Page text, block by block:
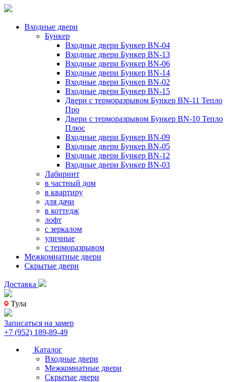
Входные двери
Бункер
Входные двери Бункер BN-04
Входные двери Бункер BN-13
Входные двери Бункер BN-06
Входные двери Бункер BN-14
Входные двери Бункер BN-02
Входные двери Бункер BN-15
Двери с терморазрывом Бункер BN-11 Тепло
Про
Двери с терморазрывом Бункер BN-10 Тепло
Плюс
Входные двери Бункер BN-09
Входные двери Бункер BN-05
Входные двери Бункер BN-12
Входные двери Бункер BN-03
Лабиринт
в частный дом
в квартиру
для дачи
в коттедж
лофт
с зеркалом
уличные
с терморазрывом
Межкомнатные двери
Скрытые двери
Доставка
Тула
Записаться на замер
+7 (952) 189-89-49
Каталог
Входные двери
Межкомнатные двери
Скрытые двери